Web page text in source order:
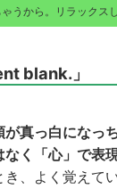
うから。リラックスし
blank.」
が真っ白になっ
く「心」で表現
、よく覚えて